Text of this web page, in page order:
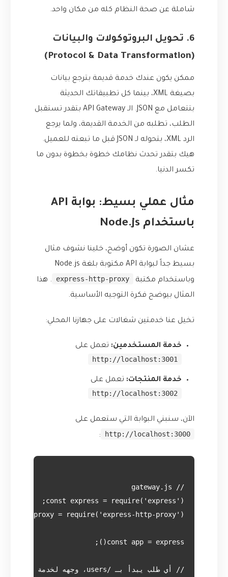
شاملة عن صحة النظام كله من مكان واحد.
6. تحويل البروتوكولات والبيانات
(Protocol & Data Transformation)
ممكن يكون عندك خدمة قديمة بترجع بيانات
بصيغة XML، بينما كل تطبيقاتك الحديثة
بتتعامل مع JSON. الـ API Gateway بتقدر تستقبل
الطلب، تطلبه من الخدمة القديمة، ولما يرجع
الرد XML، بتحوله لـ JSON قبل ما تبعته للعميل.
هيك بتقدر تحدث نظامك خطوة بخطوة بدون ما
تكسر الدنيا.
مثال عملي بسيط: بوابة API
باستخدام Node.js
عشان الصورة تكون أوضح، خلينا نشوف مثال
بسيط جداً لبوابة API مكتوبة بلغة Node.js
وباستخدام مكتبة
express-http-proxy
. هذا
المثال بيوضح فكرة التوجيه الأساسية.
تخيل عنا خدمتين شغالات على جهازنا المحلي:
خدمة المستخدمين: تعمل على
http://localhost:3001
خدمة المنتجات: تعمل على
http://localhost:3002
الآن، سنبني البوابة التي ستعمل على
http://localhost:3000
: